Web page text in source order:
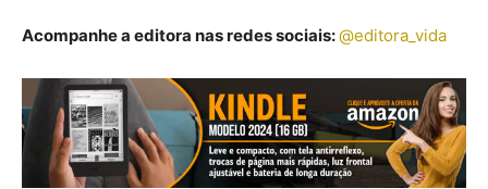
Acompanhe a editora nas redes sociais:@editora_vida